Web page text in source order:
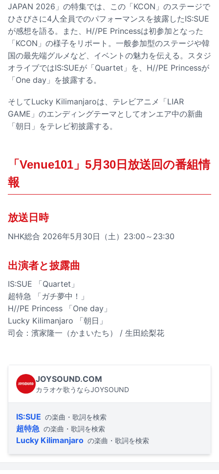
JAPAN 2026」の特集では、この「KCON」のステージで
ひさびさに4人全員でのパフォーマンスを披露したIS:SUE
が感想を語る。また、H//PE Princessは初参加となった
「KCON」の様子をリポート。一般参加型のステージや韓
国の最先端グルメなど、イベントの魅力を伝える。スタジ
オライブではIS:SUEが「Quartet」を、H//PE Princessが
「One day」を披露する。
そしてLucky Kilimanjaroは、テレビアニメ「LIAR
GAME」のエンディングテーマとしてオンエア中の新曲
「朝日」をテレビ初披露する。
「Venue101」5月30日放送回の番組情
報
放送日時
NHK総合 2026年5月30日（土）23:00～23:30
出演者と披露曲
IS:SUE 「Quartet」
超特急 「ガチ夢中！」
H//PE Princess 「One day」
Lucky Kilimanjaro 「朝日」
司会：濱家隆一（かまいたち） / 生田絵梨花
JOYSOUND.COM
カラオケ歌うならJOYSOUND
IS:SUE の楽曲・歌詞を検索
超特急 の楽曲・歌詞を検索
Lucky Kilimanjaro の楽曲・歌詞を検索